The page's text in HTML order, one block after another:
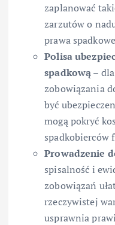
zaplanować
zarzutów o
prawa
Polisa
spadkową–
zobowiązania
być
mogą pokryć
spadkobierców
Prowadzenie
spisalność i
zobowiązań
rzeczywistej
usprawnia